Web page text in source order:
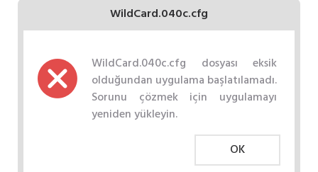
WildCard.040c.cfg
WildCard.040c.cfg dosyası eksik
olduğundan uygulama başlatılamadı.
Sorunu çözmek için uygulamayı
yeniden yükleyin.
OK